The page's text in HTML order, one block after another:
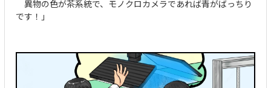
異物の色が茶系統で、モノクロカメラであれば青がばっちり
です！」